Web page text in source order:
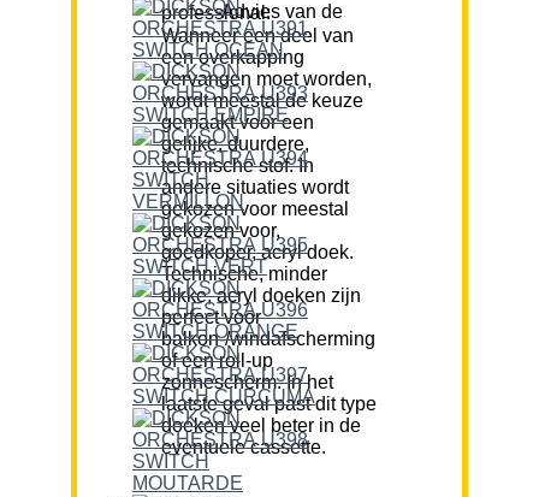
Advies van de professional:
Wanneer een deel van
een overkapping
vervangen moet worden,
wordt meestal de keuze
gemaakt voor een
gelijke, duurdere,
technische stof. In
andere situaties wordt
gekozen voor meestal
gekozen voor,
goedkoper, acryl doek.
Technische, minder
dikke, acryl doeken zijn
perfect voor
balkon-/windafscherming
of een roll-up
zonnescherm. In het
laatste geval past dit type
doeken veel beter in de
eventuele cassette.